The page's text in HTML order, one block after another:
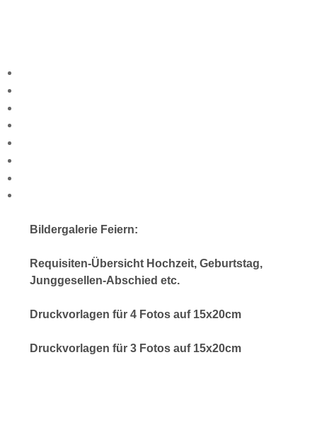
Bildergalerie Feiern:
Requisiten-Übersicht Hochzeit, Geburtstag,
Junggesellen-Abschied etc.
Druckvorlagen für 4 Fotos auf 15x20cm
Druckvorlagen für 3 Fotos auf 15x20cm